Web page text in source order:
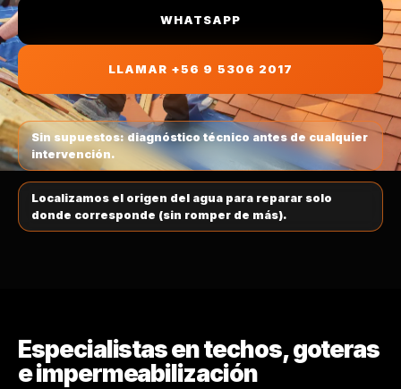
CAMBIO DE TECHUMBRE
CANALETAS Y HOJALATERÍA
MANTENCIÓN DE TECHOS
POLICARBONATO
TEJA CHILENA
TECHO EMBALLETADO
PROVIDENCIA
ÑUÑOA
LA REINA
PUENTE ALTO
WHATSAPP
LLAMAR +56 9 5306 2017
Sin supuestos: diagnóstico técnico antes de cualquier
intervención.
Localizamos el origen del agua para reparar solo
donde corresponde (sin romper de más).
Especialistas en techos, goteras
e impermeabilización